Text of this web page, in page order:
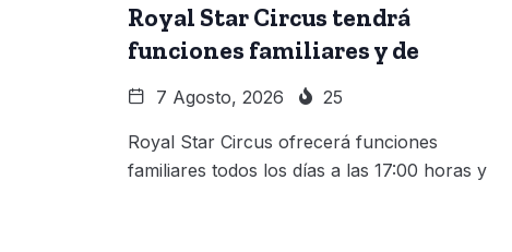
Royal Star Circus tendrá
funciones familiares y de
7 Agosto, 2026 25
Royal Star Circus ofrecerá funciones
familiares todos los días a las 17:00 horas y